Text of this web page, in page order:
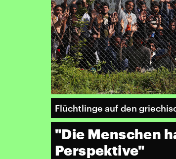
Flüchtlinge auf den
"Die Menschen
Perspektive"